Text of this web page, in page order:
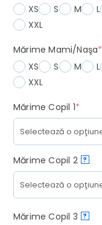
XS
S M L
XXL
Mărime Mami/Naşa*
XS
S M L
XXL
Mărime Copil 1*
Mărime Copil 2 ?
Mărime Copil 3 ?